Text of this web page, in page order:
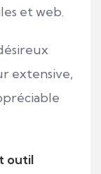
et web.
extensive,
outil